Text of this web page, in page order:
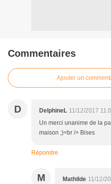
Commentaires
Ajouter un
D DelphineL 11/12/2017
Un merci unanime de la
maison ;)<br /> Bises
Répondre
M Mathilde 11/12/